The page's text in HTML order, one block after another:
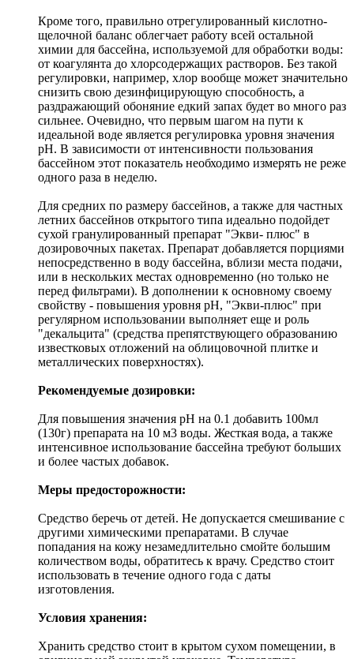
Кроме того, правильно отрегулированный кислотно-
щелочной баланс облегчает работу всей остальной
химии для бассейна, используемой для обработки воды:
от коагулянта до хлорсодержащих растворов. Без такой
регулировки, например, хлор вообще может значительно
снизить свою дезинфицирующую способность, а
раздражающий обоняние едкий запах будет во много раз
сильнее. Очевидно, что первым шагом на пути к
идеальной воде является регулировка уровня значения
рН. В зависимости от интенсивности пользования
бассейном этот показатель необходимо измерять не реже
одного раза в неделю.
Для средних по размеру бассейнов, а также для частных
летних бассейнов открытого типа идеально подойдет
сухой гранулированный препарат "Экви- плюс" в
дозировочных пакетах. Препарат добавляется порциями
непосредственно в воду бассейна, вблизи места подачи,
или в нескольких местах одновременно (но только не
перед фильтрами). В дополнении к основному своему
свойству - повышения уровня рН, "Экви-плюс" при
регулярном использовании выполняет еще и роль
"декальцита" (средства препятствующего образованию
известковых отложений на облицовочной плитке и
металлических поверхностях).
Рекомендуемые дозировки:
Для повышения значения рН на 0.1 добавить 100мл
(130г) препарата на 10 м3 воды. Жесткая вода, а также
интенсивное использование бассейна требуют больших
и более частых добавок.
Меры предосторожности:
Средство беречь от детей. Не допускается смешивание с
другими химическими препаратами. В случае
попадания на кожу незамедлительно смойте большим
количеством воды, обратитесь к врачу. Средство стоит
использовать в течение одного года с даты
изготовления.
Условия хранения:
Хранить средство стоит в крытом сухом помещении, в